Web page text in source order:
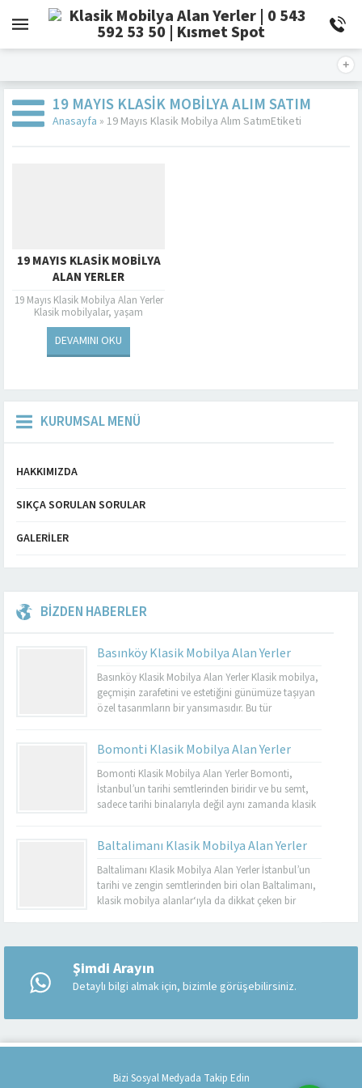
19 MAYIS KLASIK MOBILYA ALIM SATIM
Anasayfa » 19 Mayıs Klasik Mobilya Alım SatımEtiketi
19 MAYIS KLASIK MOBILYA
ALAN YERLER
19 Mayıs Klasik Mobilya Alan Yerler
Klasik mobilyalar, yaşam
alanlarınıza zarafet ve estetik bir
hava katan özel parçalardır. Ahşap
DEVAMINI OKU
KURUMSAL MENÜ
HAKKIMIZDA
SIKÇA SORULAN SORULAR
GALERILER
BİZDEN HABERLER
Basınköy Klasik Mobilya Alan Yerler
Basınköy Klasik Mobilya Alan Yerler Klasik mobilya,
geçmişin zarafetini ve estetiğini günümüze taşıyan
özel tasarımların bir yansımasıdır. Bu tür
mobilya alan yerler, bu tür özel parçaları
değerlendirmek isteyenler için mükemmel bir
seçenektir. Eğer siz de eski mobilyalarınızı satmayı...
Bomonti Klasik Mobilya Alan Yerler
Bomonti Klasik Mobilya Alan Yerler Bomonti,
İstanbul’un tarihi semtlerinden biridir ve bu semt,
sadece tarihi binalarıyla değil aynı zamanda klasik
bir semt olup, bu semtte klasik mobilyaları sevenler
için birçok seçenek sunmaktadır. Bomonti klasik
mobilya...
Baltalimanı Klasik Mobilya Alan Yerler
Baltalimanı Klasik Mobilya Alan Yerler İstanbul’un
tarihi ve zengin semtlerinden biri olan Baltalimanı,
klasik mobilya alanlar‘ıyla da dikkat çeken bir
mobilya ürünlerini bulabileceğiniz birçok
mağazaya ev sahipliği yapmaktadır. Bu makalede,
Baltalimanı klasik mobilya alan yerler hakkında...
Şimdi Arayın
Detaylı bilgi almak için, bizimle görüşebilirsiniz.
Bizi Sosyal Medyada Takip Edin
Cevap Yaz